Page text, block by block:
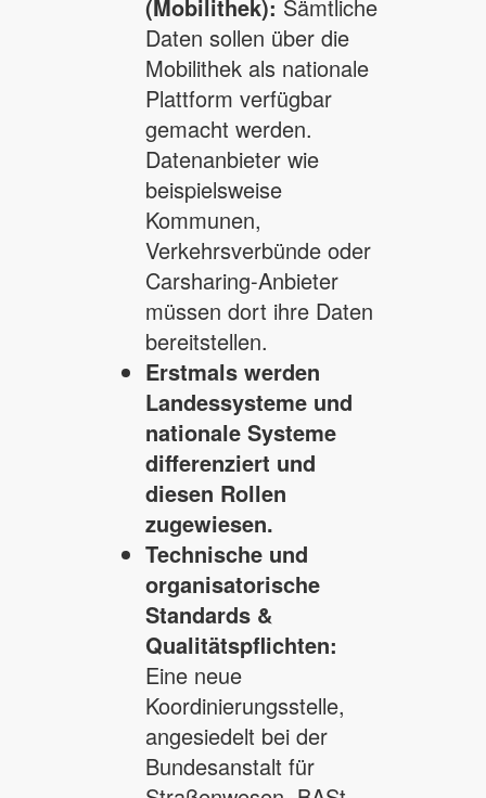
(Mobilithek): Sämtliche
Daten sollen über die
Mobilithek als nationale
Plattform verfügbar
gemacht werden.
Datenanbieter wie
beispielsweise
Kommunen,
Verkehrsverbünde oder
Carsharing-Anbieter
müssen dort ihre Daten
bereitstellen.
Erstmals werden
Landessysteme und
nationale Systeme
differenziert und
diesen Rollen
zugewiesen.
Technische und
organisatorische
Standards &
Qualitätspflichten:
Eine neue
Koordinierungsstelle,
angesiedelt bei der
Bundesanstalt für